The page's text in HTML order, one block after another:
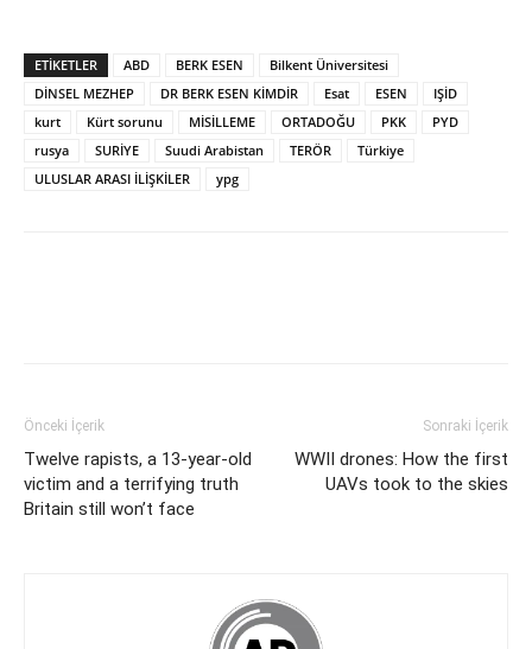
ETİKETLER ABD BERK ESEN
Bilkent Üniversitesi
DİNSEL MEZHEP
DR BERK ESEN KİMDİR Esat ESEN
IŞİD
kurt
Kürt sorunu MİSİLLEME ORTADOĞU PKK
PYD
rusya
SURİYE Suudi Arabistan TERÖR
Türkiye
ULUSLAR ARASI İLİŞKİLER
ypg
Önceki İçerik
Twelve rapists, a 13-year-old
victim and a terrifying truth
Britain still won’t face
Sonraki İçerik
WWII drones: How the first
UAVs took to the skies